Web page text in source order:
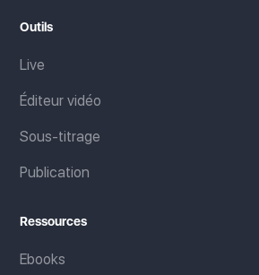
Outils
Live
Éditeur vidéo
Sous-titrage
Publication
Ressources
Ebooks